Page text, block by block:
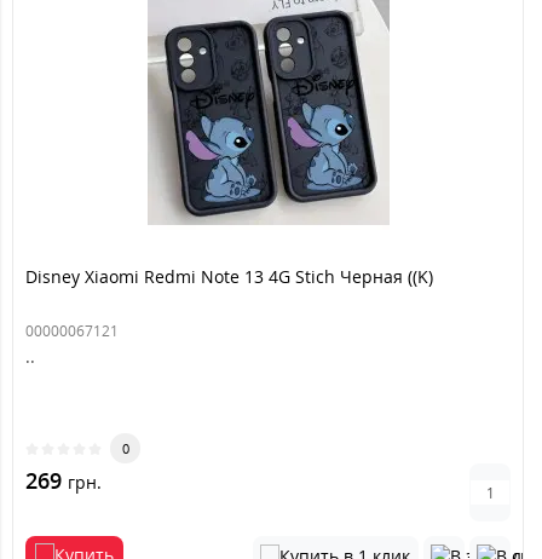
Disney Xiaomi Redmi Note 13 4G Stich Черная ((K)
00000067121
..
0
269 грн.